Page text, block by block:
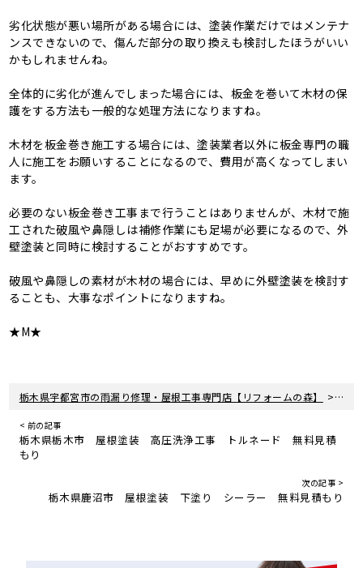
劣化状態が悪い場所がある場合には、塗装作業だけではメンテナ
ンスできないので、傷んだ部分の取り換えも検討したほうがいい
かもしれませんね。
全体的に劣化が進んでしまった場合には、板金を巻いて木材の保
護をする方法も一般的な処理方法になりますね。
木材を板金巻き施工する場合には、塗装業者以外に板金専門の職
人に施工をお願いすることになるので、費用が高くなってしまい
ます。
必要のない板金巻き工事まで行うことはありませんが、木材で施
工された破風や鼻隠しは補修作業にも足場が必要になるので、外
壁塗装と同時に検討することがおすすめです。
破風や鼻隠しの素材が木材の場合には、早めに外壁塗装を検討す
ることも、大事なポイントになりますね。
★M★
栃木県宇都宮市の雨漏り修理・屋根工事専門店【リフォームの森】 > 新着
< 前の記事
栃木県栃木市 屋根塗装 高圧洗浄工事 トルネード 無料見積
もり
次の記事 >
栃木県鹿沼市 屋根塗装 下塗り シーラー 無料見積もり